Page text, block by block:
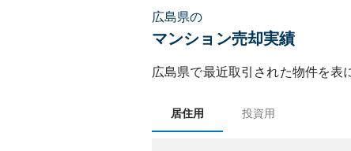
広島県の
マンション売却実績
広島県で最近取引された物件を表
居住用 投資用